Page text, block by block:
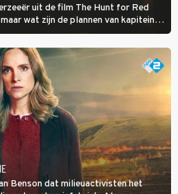
uit de film The Hunt for Red
wat zijn de plannen van kapitein
Benson dat milieuactivisten het